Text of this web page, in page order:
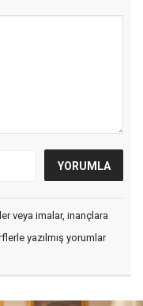
veya imalar, inançlara
yazılmış yorumlar